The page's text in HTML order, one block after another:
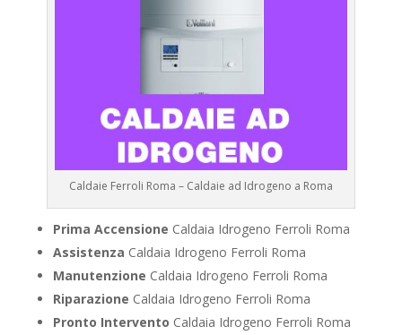
Caldaie Ferroli Roma – Caldaie ad Idrogeno a Roma
Prima Accensione Caldaia Idrogeno Ferroli Roma
Assistenza Caldaia Idrogeno Ferroli Roma
Manutenzione Caldaia Idrogeno Ferroli Roma
Riparazione Caldaia Idrogeno Ferroli Roma
Pronto Intervento Caldaia Idrogeno Ferroli Roma